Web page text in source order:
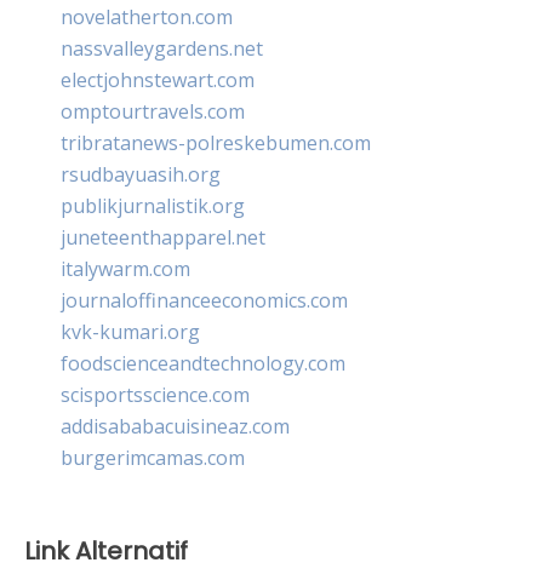
novelatherton.com
nassvalleygardens.net
electjohnstewart.com
omptourtravels.com
tribratanews-polreskebumen.com
rsudbayuasih.org
publikjurnalistik.org
juneteenthapparel.net
italywarm.com
journaloffinanceeconomics.com
kvk-kumari.org
foodscienceandtechnology.com
scisportsscience.com
addisababacuisineaz.com
burgerimcamas.com
Link Alternatif